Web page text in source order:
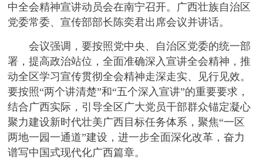
中全会精神宣讲动员会在南宁召开。广西壮族自治区
党委常委、宣传部部长陈奕君出席会议并讲话。
会议强调，要按照党中央、自治区党委的统一部
署，提高政治站位，全面准确深入宣讲全会精神，推
动全区学习宣传贯彻全会精神走深走实、见行见效。
要按照“两个讲清楚”和“五个深入宣讲”的重要要求，
结合广西实际，引导全区广大党员干部群众锚定凝心
聚力建设新时代壮美广西目标任务体系，聚焦“一区
两地一园一通道”建设，进一步全面深化改革，奋力
谱写中国式现代化广西篇章。